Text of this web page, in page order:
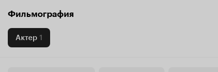
Фильмография
Актер 1